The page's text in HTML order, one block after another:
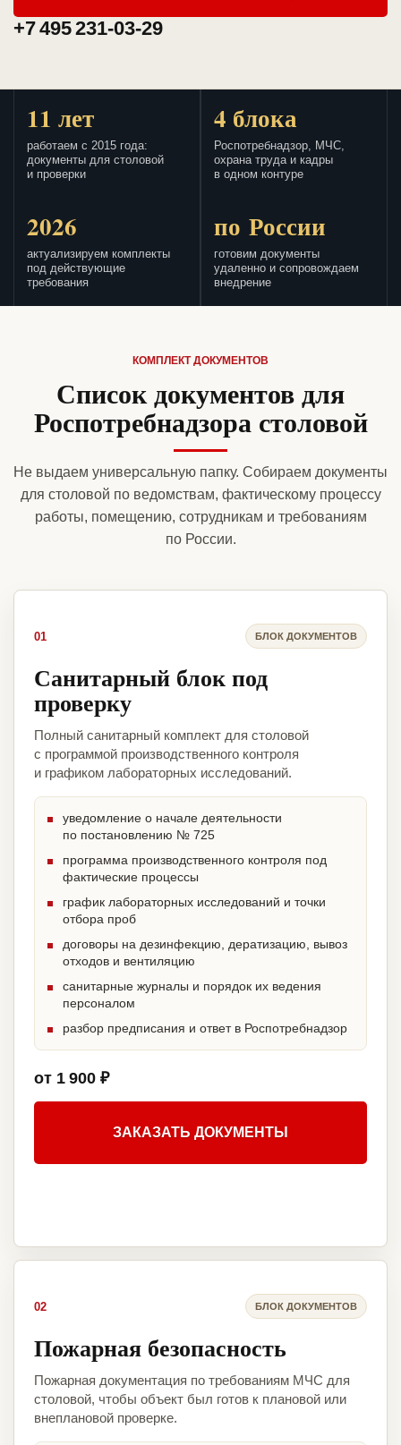
+7 495 231-03-29
11 лет
работаем с 2015 года:
документы для столовой
и проверки
4 блока
Роспотребнадзор, МЧС,
охрана труда и кадры
в одном контуре
2026
актуализируем комплекты
под действующие
требования
по России
готовим документы
удаленно и сопровождаем
внедрение
КОМПЛЕКТ ДОКУМЕНТОВ
Список документов для
Роспотребнадзора столовой
Не выдаем универсальную папку. Собираем документы
для столовой по ведомствам, фактическому процессу
работы, помещению, сотрудникам и требованиям
по России.
01 БЛОК ДОКУМЕНТОВ
Санитарный блок под
проверку
Полный санитарный комплект для столовой
с программой производственного контроля
и графиком лабораторных исследований.
уведомление о начале деятельности
по постановлению № 725
программа производственного контроля под
фактические процессы
график лабораторных исследований и точки
отбора проб
договоры на дезинфекцию, дератизацию, вывоз
отходов и вентиляцию
санитарные журналы и порядок их ведения
персоналом
разбор предписания и ответ в Роспотребнадзор
от 1 900 ₽
ЗАКАЗАТЬ ДОКУМЕНТЫ
02 БЛОК ДОКУМЕНТОВ
Пожарная безопасность
Пожарная документация по требованиям МЧС для
столовой, чтобы объект был готов к плановой или
внеплановой проверке.